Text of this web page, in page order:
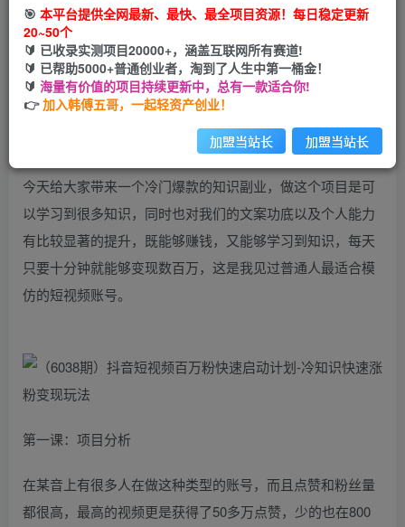
您暂无购买权限，请先开通会员
开通会员
抖音短视频百万粉快速启动计划-冷知识快速涨粉变现玩法
今天给大家带来一个冷门爆款的知识副业，做这个项目是可
以学习到很多知识，同时也对我们的文案功底以及个人能力
有比较显著的提升，既能够赚钱，又能够学习到知识，每天
只要十分钟就能够变现数百万，这是我见过普通人最适合模
仿的短视频账号。
第一课：项目分析
在某音上有很多人在做这种类型的账号，而且点赞和粉丝量
都很高，最高的视频更是获得了50多万点赞，少的也在800
🎯 本平台提供全网最新、最快、最全项目资源！每日稳定更新
20~50个
🔰 已收录实测项目20000+，涵盖互联网所有赛道!
🔰 已帮助5000+普通创业者，淘到了人生中第一桶金！
🔰 海量有价值的项目持续更新中，总有一款适合你!
👉加入韩傅五哥，一起轻资产创业！
加盟当站长 加盟当站长